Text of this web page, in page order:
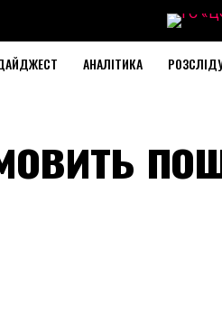
АНАЛІТИКА